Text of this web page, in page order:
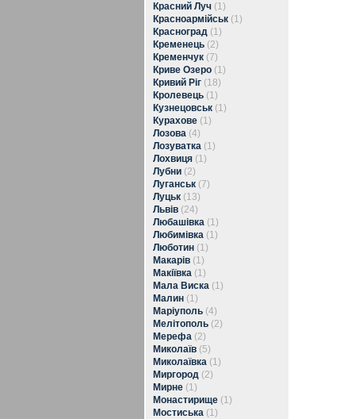
Красний Луч (1)
Красноармійськ (1)
Красноград (1)
Кременець (2)
Кременчук (7)
Криве Озеро (1)
Кривий Ріг (18)
Кролевець (1)
Кузнецовськ (1)
Курахове (1)
Лозова (4)
Лозуватка (1)
Лохвиця (1)
Лубни (2)
Луганськ (7)
Луцьк (13)
Львів (24)
Любашівка (1)
Любимівка (1)
Люботин (1)
Макарів (1)
Макіївка (1)
Мала Виска (1)
Малин (1)
Маріуполь (4)
Мелітополь (2)
Мерефа (2)
Миколаїв (5)
Миколаївка (1)
Миргород (2)
Мирне (1)
Монастирище (1)
Мостиська (1)